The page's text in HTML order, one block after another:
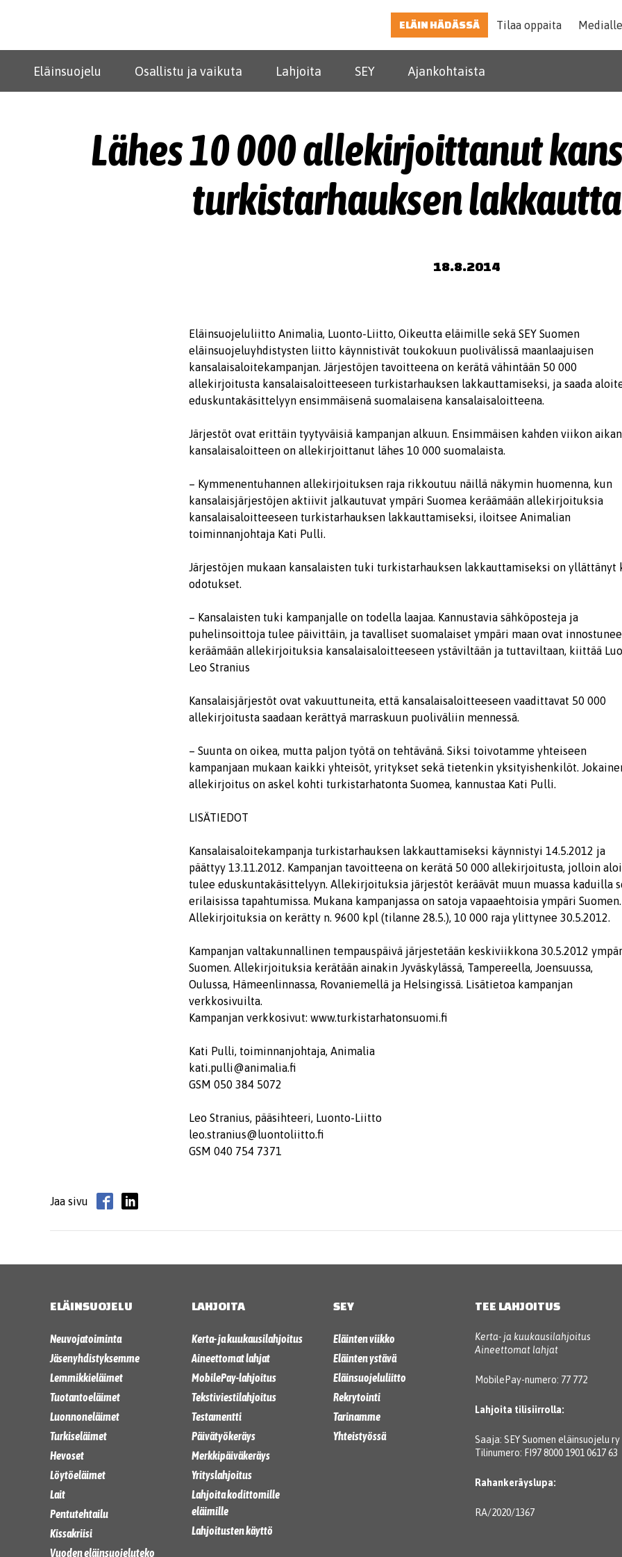
ELÄIN HÄDÄSSÄ Tilaa oppaita Medialle
Eläinsuojelu Osallistu ja vaikuta Lahjoita SEY Ajankohtaista
Lähes 10 000 allekirjoittanut
turkistarhauksen
18.8.2014
Eläinsuojeluliitto Animalia, Luonto-Liitto, Oikeutta eläimille sekä SEY Suomen
eläinsuojeluyhdistysten liitto käynnistivät toukokuun puolivälissä maanlaajuisen
kansalaisaloitekampanjan. Järjestöjen tavoitteena on kerätä vähintään 50 000
allekirjoitusta kansalaisaloitteeseen turkistarhauksen lakkauttamiseksi, ja saada
eduskuntakäsittelyyn ensimmäisenä suomalaisena kansalaisaloitteena.
Järjestöt ovat erittäin tyytyväisiä kampanjan alkuun. Ensimmäisen kahden viikon
kansalaisaloitteen on allekirjoittanut lähes 10 000 suomalaista.
– Kymmenentuhannen allekirjoituksen raja rikkoutuu näillä näkymin huomenna, kun
kansalaisjärjestöjen aktiivit jalkautuvat ympäri Suomea keräämään allekirjoituksia
kansalaisaloitteeseen turkistarhauksen lakkauttamiseksi, iloitsee Animalian
toiminnanjohtaja Kati Pulli.
Järjestöjen mukaan kansalaisten tuki turkistarhauksen lakkauttamiseksi on yllättänyt
odotukset.
– Kansalaisten tuki kampanjalle on todella laajaa. Kannustavia sähköposteja ja
puhelinsoittoja tulee päivittäin, ja tavalliset suomalaiset ympäri maan ovat
keräämään allekirjoituksia kansalaisaloitteeseen ystäviltään ja tuttaviltaan, kiittää
Leo Stranius
Kansalaisjärjestöt ovat vakuuttuneita, että kansalaisaloitteeseen vaadittavat 50 000
allekirjoitusta saadaan kerättyä marraskuun puoliväliin mennessä.
– Suunta on oikea, mutta paljon työtä on tehtävänä. Siksi toivotamme yhteiseen
kampanjaan mukaan kaikki yhteisöt, yritykset sekä tietenkin yksityishenkilöt.
allekirjoitus on askel kohti turkistarhatonta Suomea, kannustaa Kati Pulli.
LISÄTIEDOT
Kansalaisaloitekampanja turkistarhauksen lakkauttamiseksi käynnistyi 14.5.2012 ja
päättyy 13.11.2012. Kampanjan tavoitteena on kerätä 50 000 allekirjoitusta, jolloin
tulee eduskuntakäsittelyyn. Allekirjoituksia järjestöt keräävät muun muassa kaduilla
erilaisissa tapahtumissa. Mukana kampanjassa on satoja vapaaehtoisia ympäri Suomen.
Allekirjoituksia on kerätty n. 9600 kpl (tilanne 28.5.), 10 000 raja ylittynee 30.5.2012.
Kampanjan valtakunnallinen tempauspäivä järjestetään keskiviikkona 30.5.2012
Suomen. Allekirjoituksia kerätään ainakin Jyväskylässä, Tampereella, Joensuussa,
Oulussa, Hämeenlinnassa, Rovaniemellä ja Helsingissä. Lisätietoa kampanjan
verkkosivuilta.
Kampanjan verkkosivut: www.turkistarhatonsuomi.fi
Kati Pulli, toiminnanjohtaja, Animalia
kati.pulli@animalia.fi
GSM 050 384 5072
Leo Stranius, pääsihteeri, Luonto-Liitto
leo.stranius@luontoliitto.fi
GSM 040 754 7371
Jaa sivu
ELÄINSUOJELU
Neuvojatoiminta
Jäsenyhdistyksemme
Lemmikkieläimet
Tuotantoeläimet
Luonnoneläimet
Turkiseläimet
Hevoset
Löytöeläimet
Lait
Pentutehtailu
Kissakriisi
Vuoden eläinsuojeluteko
LAHJOITA
Kerta- ja kuukausilahjoitus
Aineettomat lahjat
MobilePay-lahjoitus
Tekstiviestilahjoitus
Testamentti
Päivätyökeräys
Merkkipäiväkeräys
Yrityslahjoitus
Lahjoita kodittomille
eläimille
Lahjoitusten käyttö
SEY
Eläinten viikko
Eläinten ystävä
Eläinsuojeluliitto
Rekrytointi
Tarinamme
Yhteistyössä
TEE LAHJOITUS
Kerta- ja kuukausilahjoitus
Aineettomat lahjat
MobilePay-numero: 77 772
Lahjoita tilisiirrolla:
Saaja: SEY Suomen eläinsuojelu ry
Tilinumero: FI97 8000 1901 0617 63
Rahankeräyslupa:
RA/2020/1367